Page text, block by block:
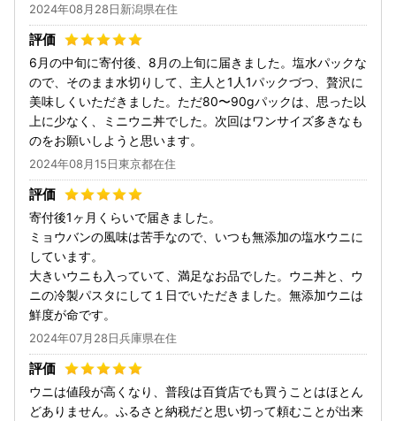
2024年08月28日新潟県在住
6月の中旬に寄付後、8月の上旬に届きました。塩水パックな
ので、そのまま水切りして、主人と1人1パックづつ、贅沢に
美味しくいただきました。ただ80〜90gパックは、思った以
上に少なく、ミニウニ丼でした。次回はワンサイズ多きなも
のをお願いしようと思います。
2024年08月15日東京都在住
寄付後1ヶ月くらいで届きました。
ミョウバンの風味は苦手なので、いつも無添加の塩水ウニに
しています。
大きいウニも入っていて、満足なお品でした。ウニ丼と、ウ
ニの冷製パスタにして１日でいただきました。無添加ウニは
鮮度が命です。
2024年07月28日兵庫県在住
ウニは値段が高くなり、普段は百貨店でも買うことはほとん
どありません。ふるさと納税だと思い切って頼むことが出来